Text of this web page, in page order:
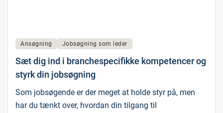
Ansøgning Jobsøgning som leder
Sæt dig ind i branchespecifikke kompetencer og
styrk din jobsøgning
Som jobsøgende er der meget at holde styr på, men
har du tænkt over, hvordan din tilgang til